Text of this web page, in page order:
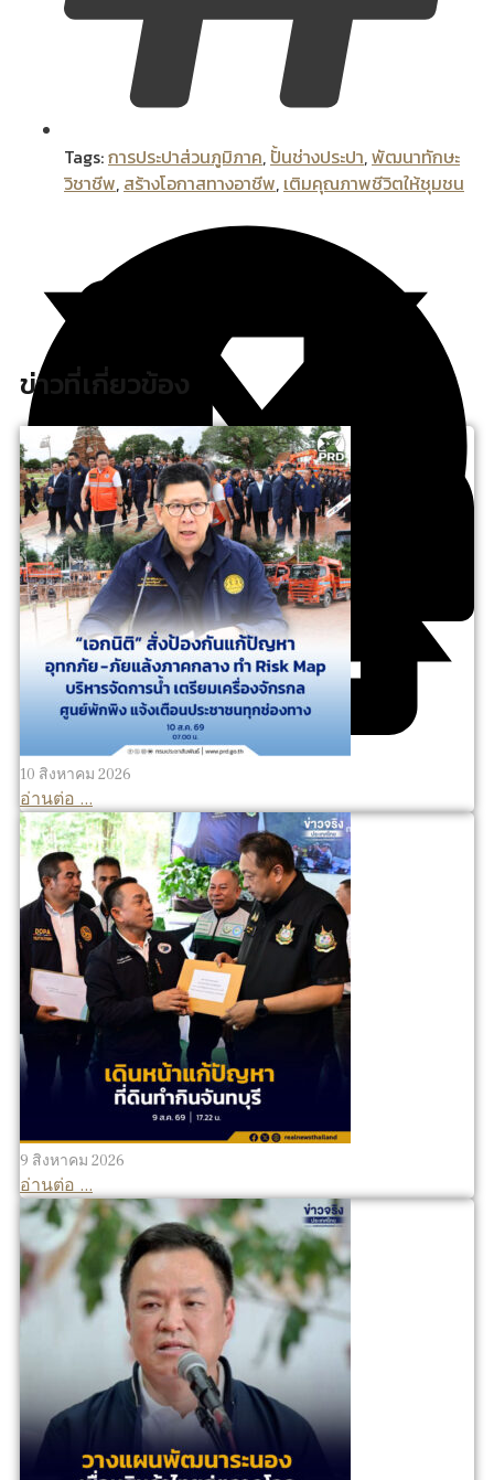
Tags:การประปาส่วนภูมิภาค, ปั้นช่างประปา,พัฒนาทักษะ
วิชาชีพ, สร้างโอกาสทางอาชีพ, เติมคุณภาพชีวิตให้ชุมชน
ข่าวที่เกี่ยวข้อง
10 สิงหาคม 2026
อ่านต่อ ...
9 สิงหาคม 2026
อ่านต่อ ...